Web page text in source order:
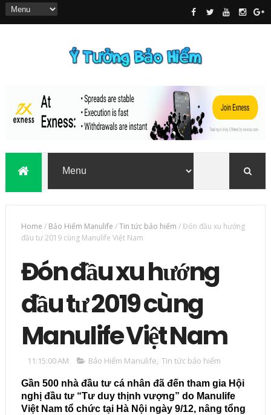
Home / Bảo Hiểm Manulife /Tin tức bảo hiểm /Đón đầu xu hướng
đầu tư 2019 cùng Manulife Việt Nam
Đón đầu xu hướng
đầu tư 2019 cùng
Manulife Việt Nam
11:15:00 AM Bảo Hiểm Manulife, Tin tức bảo hiểm
Gần 500 nhà đầu tư cá nhân đã đến tham gia Hội
nghị đầu tư “Tư duy thịnh vượng” do Manulife
Việt Nam tổ chức tại Hà Nội ngày 9/12, nâng tổng